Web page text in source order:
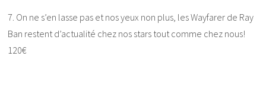
7. On ne s’en lasse pas et nos yeux non plus, les Wayfarer de Ray
Ban restent d’actualité chez nos stars tout comme chez nous!
120€